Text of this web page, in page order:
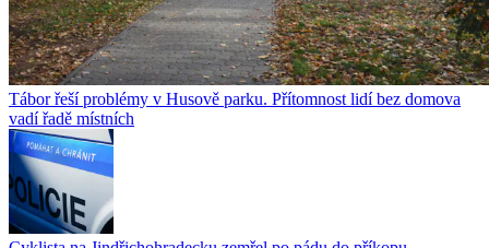
Tábor řeší problémy v Husově parku. Přítomnost lidí bez domova
vadí řadě místních